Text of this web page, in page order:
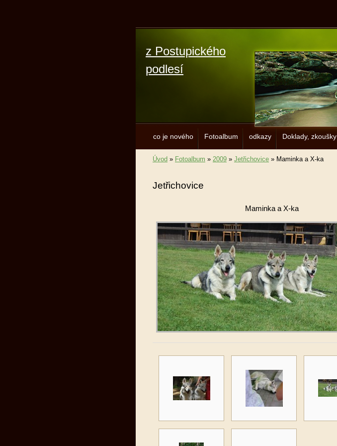
z Postupického
podlesí
co je nového Fotoalbum odkazy Doklady, zkoušky
Úvod » Fotoalbum » 2009 » Jetřichovice » Maminka a X-ka
Jetřichovice
Maminka a X-ka